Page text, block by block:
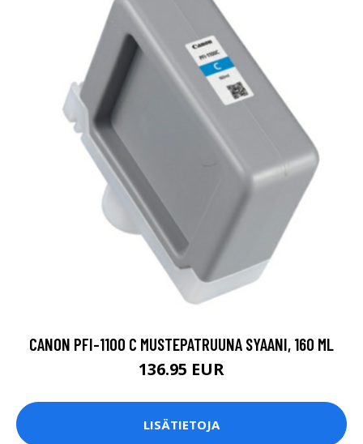
CANON PFI-1100 C MUSTEPATRUUNA SYAANI, 160 ML
136.95 EUR
LISÄTIETOJA